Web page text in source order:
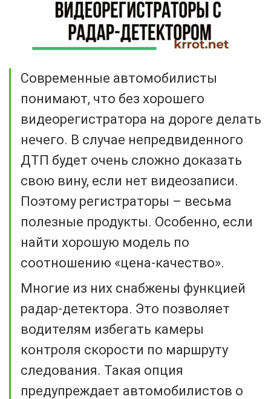
Современные автомобилисты
понимают, что без хорошего
видеорегистратора на дороге делать
нечего. В случае непредвиденного
ДТП будет очень сложно доказать
свою вину, если нет видеозаписи.
Поэтому регистраторы – весьма
полезные продукты. Особенно, если
найти хорошую модель по
соотношению «цена-качество».
Многие из них снабжены функцией
радар-детектора. Это позволяет
водителям избегать камеры
контроля скорости по маршруту
следования. Такая опция
предупреждает автомобилистов о